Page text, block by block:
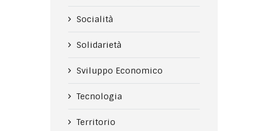
Socialità
Solidarietà
Sviluppo Economico
Tecnologia
Territorio